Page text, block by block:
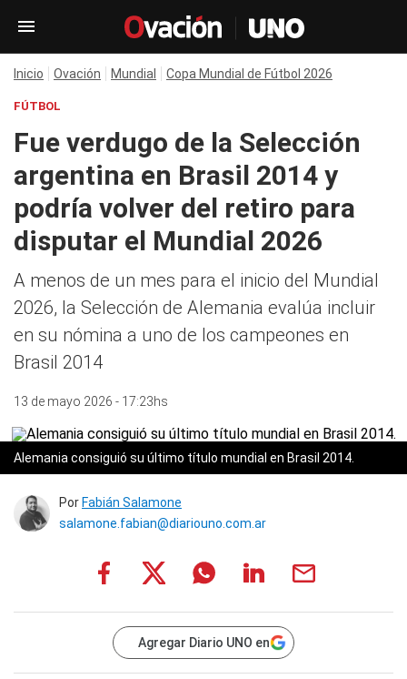
Inicio Ovación Mundial Copa Mundial de Fútbol 2026
FÚTBOL
Fue verdugo de la Selección
argentina en Brasil 2014 y
podría volver del retiro para
disputar el Mundial 2026
A menos de un mes para el inicio del Mundial
2026, la Selección de Alemania evalúa incluir
en su nómina a uno de los campeones en
Brasil 2014
13 de mayo 2026 - 17:23hs
Alemania consiguió su último título mundial en Brasil 2014.
Por Fabián Salamone
salamone.fabian@diariouno.com.ar
Agregar Diario UNO en